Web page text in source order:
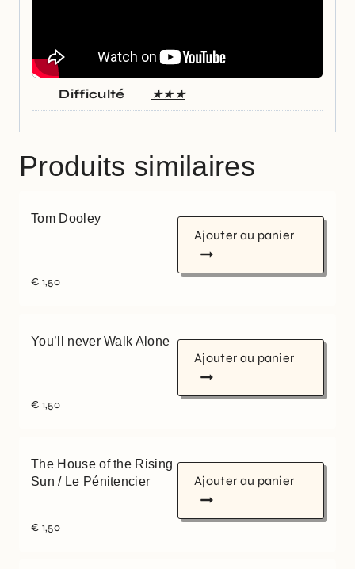
Difficulté ★★★
Produits similaires
Tom Dooley
€ 1,50
Ajouter au panier
You’ll never Walk Alone
€ 1,50
Ajouter au panier
The House of the Rising
Sun / Le Pénitencier
€ 1,50
Ajouter au panier